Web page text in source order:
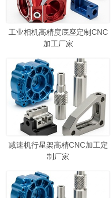
工业相机高精度底座定制CNC
加工厂家
减速机行星架高精CNC加工定
制厂家